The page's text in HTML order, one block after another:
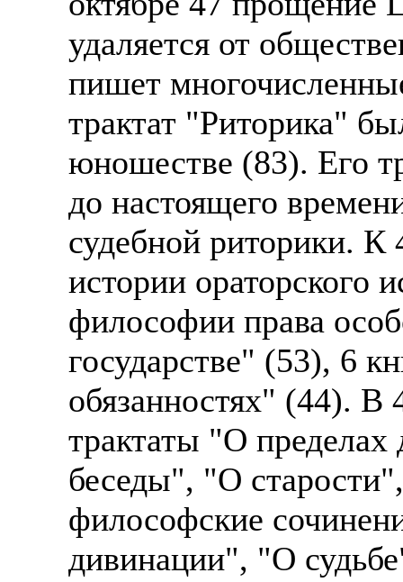
удаляется от
пишет
трактат "Риторика"
юношестве (83). Его
до настоящего
судебной риторики. К
истории ораторского
философии права
государстве" (53), 6
обязанностях" (44).
трактаты "О пределах
беседы", "О
философские
дивинации", "О